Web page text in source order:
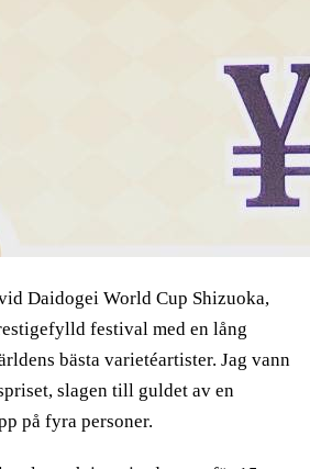
Daidogei World Cup Shizuoka,
festival med en lång
bästa varietéartister. Jag vann
slagen till guldet av en
på fyra personer.